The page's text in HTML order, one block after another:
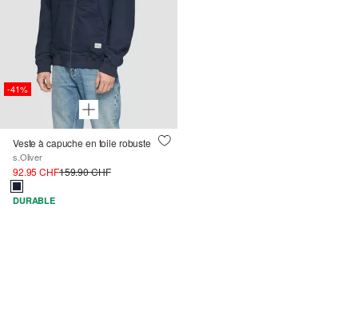
-41%
Veste à capuche en toile robuste
s.Oliver
92.95 CHF159.90 CHF
DURABLE